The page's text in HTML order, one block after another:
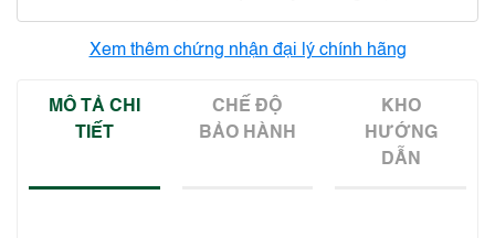
Xem thêm chứng nhận đại lý chính hãng
MÔ TẢ CHI
TIẾT
CHẾ ĐỘ
BẢO HÀNH
KHO
HƯỚNG
DẪN